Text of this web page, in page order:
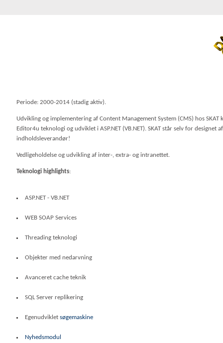
Periode: 2000-2014 (stadig aktiv).
Udvikling og implementering af Content Management System (CMS) hos
Editor4u teknologi og udviklet i ASP.NET (VB.NET). SKAT står selv for
indholdsleverandør!
Vedligeholdelse og udvikling af inter-, extra- og intranettet.
Teknologi highlights:
ASP.NET - VB.NET
WEB SOAP Services
Threading teknologi
Objekter med nedarvning
Avanceret cache teknik
SQL Server replikering
Egenudviklet søgemaskine
Nyhedsmodul